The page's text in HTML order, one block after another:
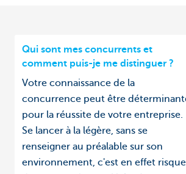
Qui sont mes concurrents et
comment puis-je me distinguer ?
Votre connaissance de la
concurrence peut être
pour la réussite de votre entreprise.
Se lancer à la légère, sans se
renseigner au préalable sur son
environnement, c'est en effet